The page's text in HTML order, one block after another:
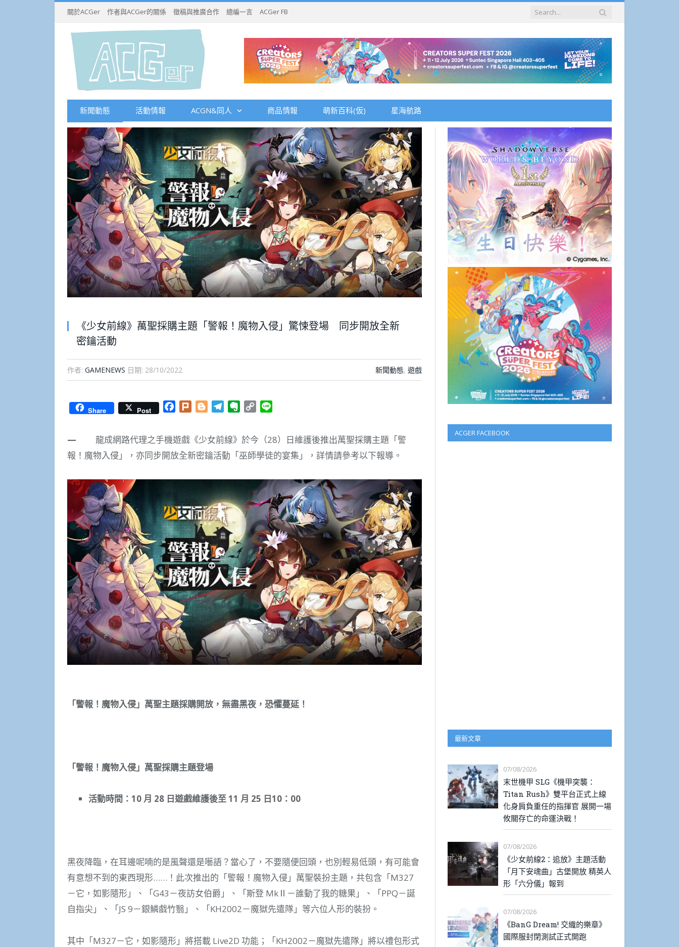
關於ACGer 作者與ACGer的關係 徵稿與推廣合作 總編一言 ACGer FB
新聞動態 活動情報 ACGN&同人 商品情報 萌新百科(仮) 星海航路
《少女前線》萬聖採購主題「警報！魔物入侵」驚悚登場 同步開放全新
密鑰活動
作者: GAMENEWS 日期: 28/10/2022 新聞動態, 遊戲
Share Post Facebook
Plurk BloggerTelegramEvernote
Copy
—
龍成網路代理之手機遊戲《少女前線》於今（28）日維護後推出萬聖採購主題「警
報！魔物入侵」，亦同步開放全新密鑰活動「巫師學徒的宴集」，詳情請參考以下報導。
「警報！魔物入侵」萬聖主題採購開放，無盡黑夜，恐懼蔓延！
「警報！魔物入侵」萬聖採購主題登場
活動時間：10 月 28 日遊戲維護後至 11 月 25 日10：00
黑夜降臨，在耳邊呢喃的是風聲還是囈語？當心了，不要隨便回頭，也別輕易低頭，有可能會
有意想不到的東西現形……！此次推出的「警報！魔物入侵」萬聖裝扮主題，共包含「M327
－它，如影隨形」、「G43－夜訪女伯爵」、「斯登 MkⅡ－誰動了我的糖果」、「PPQ－誕
自指尖」、「JS 9－銀鱗戲竹翳」、「KH2002－魔獄先遣隊」等六位人形的裝扮。
其中「M327－它，如影隨形」將搭載 Live2D 功能；「KH2002－魔獄先遣隊」將以禮包形式
ACGER FACEBOOK
最新文章
07/08/2026
末世機甲 SLG《機甲突襲：
Titan Rush》雙平台正式上線
化身肩負重任的指揮官 展開一場
攸關存亡的命運決戰！
07/08/2026
《少女前線2：追放》主題活動
「月下安魂曲」古堡開放 精英人
形「六分儀」報到
07/08/2026
《BanG Dream! 交織的樂章》
國際服封閉測試正式開跑